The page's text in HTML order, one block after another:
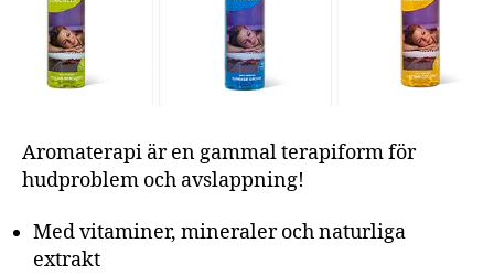
Aromaterapi är en gammal terapiform för
hudproblem och avslappning!
Med vitaminer, mineraler och naturliga
extrakt